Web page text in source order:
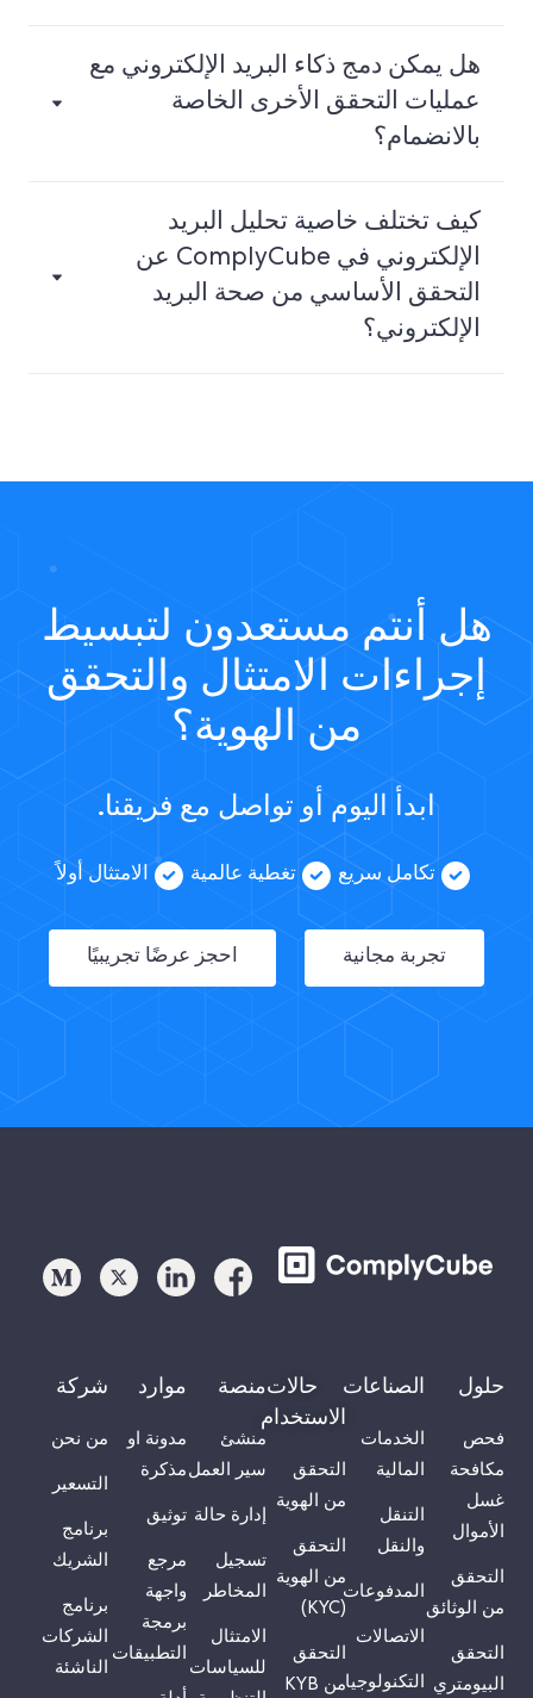
هل يمكن دمج ذكاء البريد الإلكتروني مع
عمليات التحقق الأخرى الخاصة
بالانضمام؟
كيف تختلف خاصية تحليل البريد
الإلكتروني في ComplyCube عن
التحقق الأساسي من صحة البريد
الإلكتروني؟
هل أنتم مستعدون لتبسيط
إجراءات الامتثال والتحقق
من الهوية؟
ابدأ اليوم أو تواصل مع فريقنا.
تكامل سريع تغطية عالمية الامتثال أولاً
تجربة مجانية احجز عرضًا تجريبيًا
حلول
فحص
مكافحة
غسل
الأموال
التحقق
من الوثائق
التحقق
البيومتري
الصناعات
الخدمات
المالية
التنقل
والنقل
المدفوعات
الاتصالات
التكنولوجيا
حالات
الاستخدام
التحقق
من الهوية
التحقق
من الهوية
(KYC)
التحقق
من KYB
منصة
منشئ
سير العمل
إدارة حالة
تسجيل
المخاطر
الامتثال
للسياسات
موارد
مدونة او
مذكرة
توثيق
مرجع
واجهة
برمجة
التطبيقات
شركة
من نحن
التسعير
برنامج
الشريك
برنامج
الشركات
الناشئة